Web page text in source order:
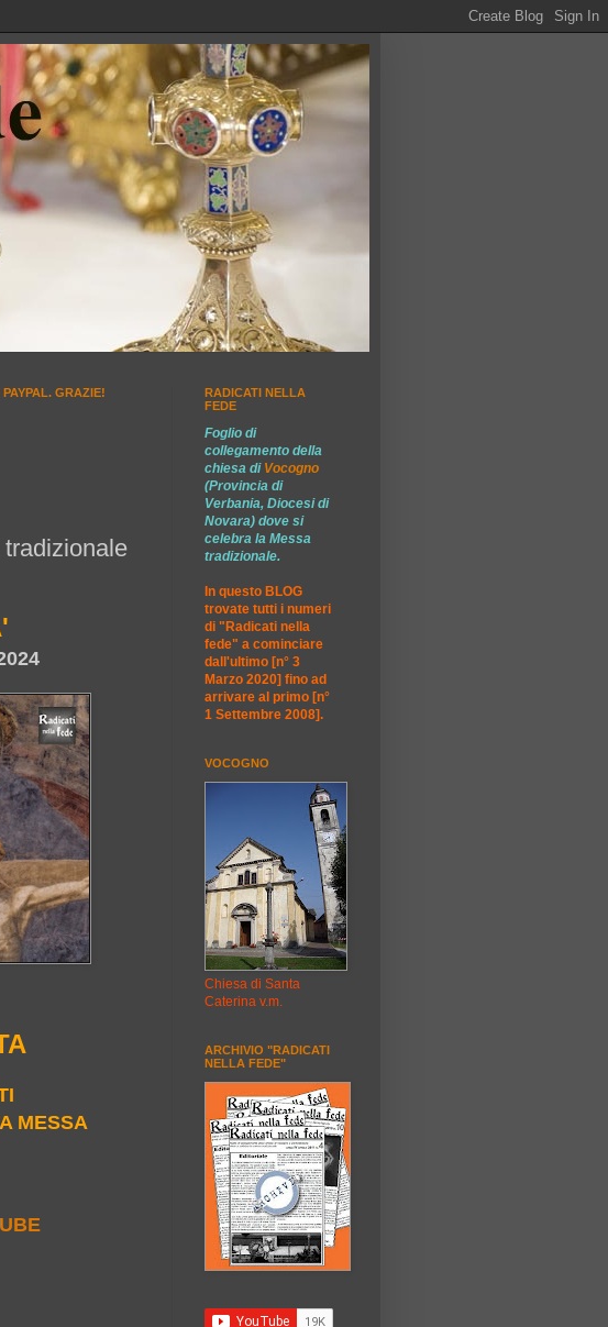
GRAZIE!
MESSA
RADICATI NELLA
FEDE
Foglio di
collegamento della
chiesa di Vocogno
(Provincia di
Verbania, Diocesi di
Novara) dove si
celebra la Messa
tradizionale.
In questo BLOG
trovate tutti i numeri
di "Radicati nella
fede" a cominciare
dall'ultimo [n° 3
Marzo 2020] fino ad
arrivare al primo [n°
1 Settembre 2008].
VOCOGNO
Chiesa di Santa
Caterina v.m.
ARCHIVIO "RADICATI
NELLA FEDE"